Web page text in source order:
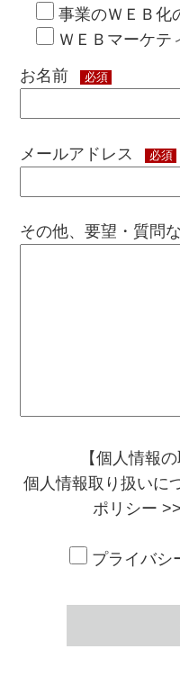
事業のＷＥＢ化
ＷＥＢマーケテ
お名前 必須
メールアドレス 必須
その他、要望・質問
【個人情報
個人情報取り扱いに
ポリシー >>
プライバシ